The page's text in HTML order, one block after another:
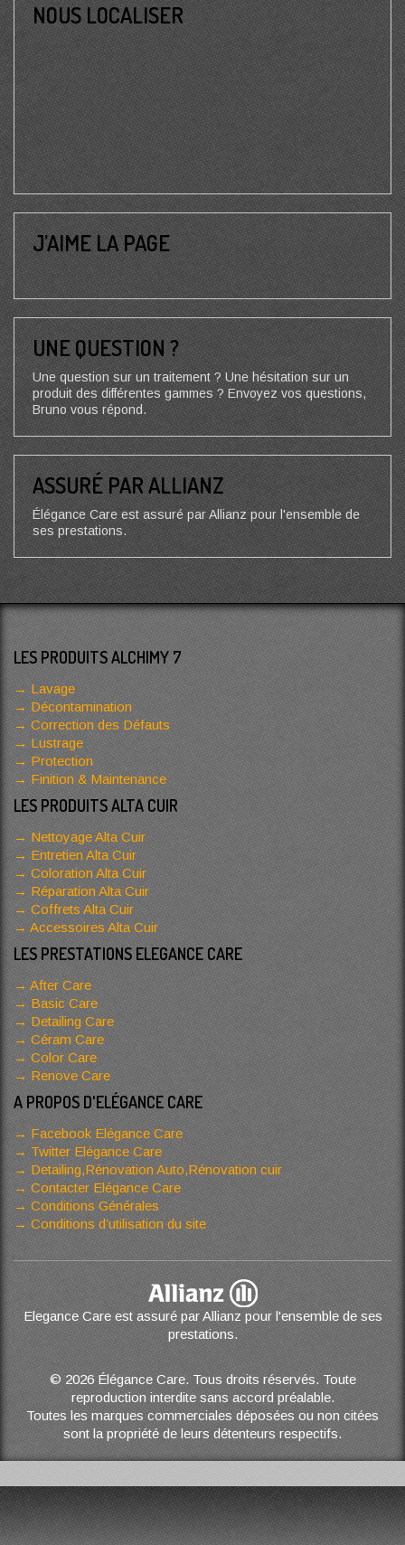
NOUS LOCALISER
J’AIME LA PAGE
UNE QUESTION ?
Une question sur un traitement ? Une hésitation sur un
produit des différentes gammes ? Envoyez vos questions,
Bruno vous répond.
ASSURÉ PAR ALLIANZ
Élégance Care est assuré par Allianz pour l'ensemble de
ses prestations.
LES PRODUITS ALCHIMY 7
Lavage
Décontamination
Correction des Défauts
Lustrage
Protection
Finition & Maintenance
LES PRODUITS ALTA CUIR
Nettoyage Alta Cuir
Entretien Alta Cuir
Coloration Alta Cuir
Réparation Alta Cuir
Coffrets Alta Cuir
Accessoires Alta Cuir
LES PRESTATIONS ELEGANCE CARE
After Care
Basic Care
Detailing Care
Céram Care
Color Care
Renove Care
A PROPOS D'ELÉGANCE CARE
Facebook Elégance Care
Twitter Elégance Care
Detailing,Rénovation Auto,Rénovation cuir
Contacter Elégance Care
Conditions Générales
Conditions d’utilisation du site
Elegance Care est assuré par Allianz pour l'ensemble de ses
prestations.
© 2026 Élégance Care. Tous droits réservés. Toute
reproduction interdite sans accord préalable.
Toutes les marques commerciales déposées ou non citées
sont la propriété de leurs détenteurs respectifs.